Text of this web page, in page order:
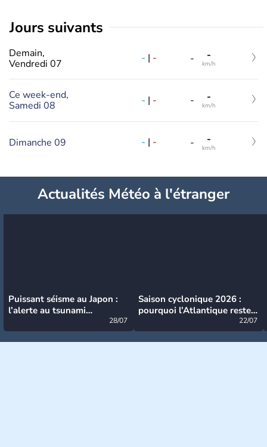
jours suivants
Demain,
Vendredi 07
- | - - -
km/h
Ce week-end,
Samedi 08
- | - - -
km/h
Dimanche 09 - | - - -
km/h
Actualités Météo à l'étranger
Puissant séisme au Japon :
l’alerte au tsunami
28/07
Saison cyclonique 2026 :
pourquoi l’Atlantique reste
22/07